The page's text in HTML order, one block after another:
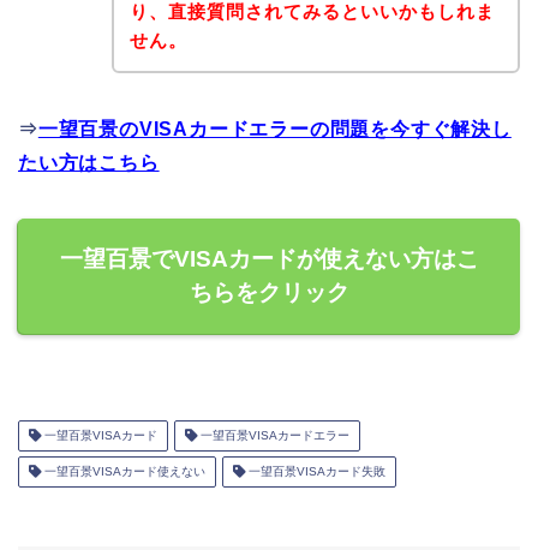
り、直接質問されてみるといいかもしれま
せん。
⇒一望百景のVISAカードエラーの問題を今すぐ解決し
たい方はこちら
一望百景でVISAカードが使えない方はこ
ちらをクリック
一望百景VISAカード 一望百景VISAカードエラー
一望百景VISAカード使えない 一望百景VISAカード失敗